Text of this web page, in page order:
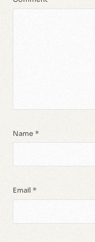
Name*
Email*